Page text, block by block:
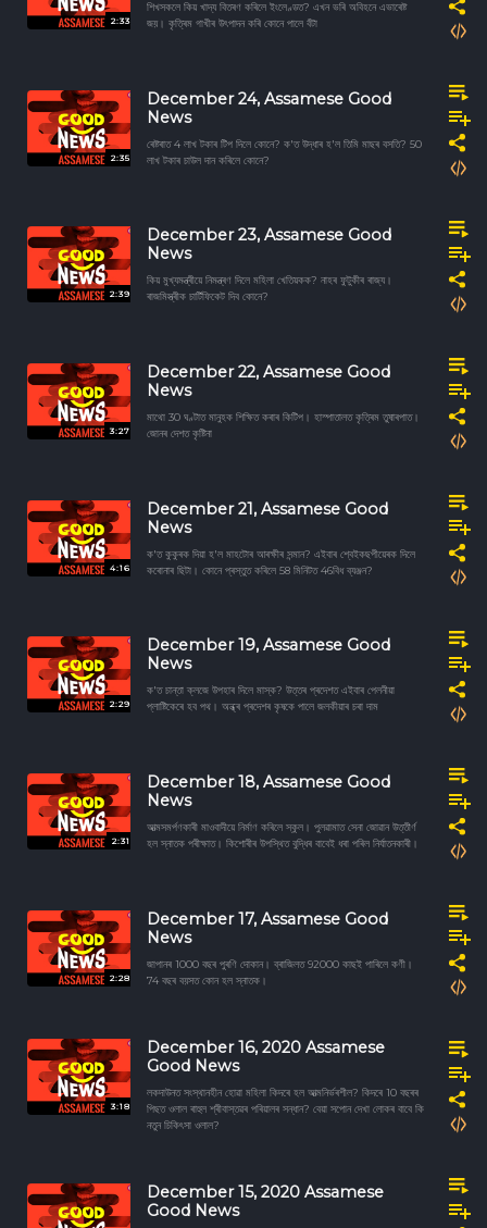
2:33
শিখসকলে কিয় খাদ্য বিতৰণ কৰিলে ইংলেণ্ডত? এখন ভৰি অবিহনে এভাৰেষ্ট
জয়। কৃত্ৰিম গাখীৰ উৎপাদন কৰি কোনে পালে বঁটা
2:35
December 24, Assamese Good
News
ৰেষ্টৰাত 4 লাখ টকাৰ টিপ দিলে কোনে? ক'ত উদ্ধাৰ হ'ল তিমি মাছৰ বসতি? 50
লাখ টকাৰ চাউল দান কৰিলে কোনে?
2:39
December 23, Assamese Good
News
কিয় মুখ্যমন্ত্ৰীয়ে নিমন্ত্ৰণ দিলে মহিলা খেতিয়কক? নাহৰ ফুটুকীৰ ৰাজ্য।
ৰাজমিস্ত্ৰীক চাৰ্টিফিকেট দিব কোনে?
3:27
December 22, Assamese Good
News
মাথো 30 ঘণ্টাত মানুহক শিক্ষিত কৰাৰ কিটিপ। হাস্পাতালত কৃত্ৰিম তুষাৰপাত।
জোনৰ দেশত কৃষ্টিনা
4:16
December 21, Assamese Good
News
ক'ত কুকুৰক দিয়া হ'ল মাহটোৰ আৰক্ষীৰ সন্মান? এইবাৰ শ্বেইকছপীয়েৰক দিলে
কৰোনাৰ ছিটা। কোনে প্ৰস্তুত কৰিলে 58 মিনিটত 46বিধ ব্যঞ্জন?
2:29
December 19, Assamese Good
News
ক'ত চান্তা ক্লজে উপহাৰ দিলে মাস্ক? উত্তৰ প্ৰদেশত এইবাৰ পেলনীয়া
প্লাষ্টিকেৰে হব পথ। অন্ধ্ৰ প্ৰদেশৰ কৃষকে পালে জলকীয়াৰ চৰা দাম
2:31
December 18, Assamese Good
News
আত্মসমৰ্পণকাৰী মাওবাদীয়ে নিৰ্মাণ কৰিলে স্কুল। পুলৱামাত সেনা জোৱান উত্তীৰ্ণ
হল স্নাতক পৰীক্ষাত। কিশোৰীৰ উপস্থিত বুদ্ধিৰ বাবেই ধৰা পৰিল নিৰ্যাতনকাৰী।
2:28
December 17, Assamese Good
News
জাপানৰ 1000 বছৰ পুৰণি দোকান। ব্ৰাজিলত 92000 কাছই পাৰিলে কণী।
74 বছৰ বয়সত কোন হল স্নাতক।
3:18
December 16, 2020 Assamese
Good News
লকদাউনত সংস্থানহীন হোৱা মহিলা কিদৰে হল আত্মনিৰ্ভৰশীল? কিদৰে 10 বছৰৰ
পিছত ওলাল ৰাহুল শ্ৰীবাস্তৱৰ পৰিয়ালৰ সন্ধান? বেয়া সপোন দেখা লোকৰ বাবে কি
নতুন চিকিৎসা ওলাল?
December 15, 2020 Assamese
Good News